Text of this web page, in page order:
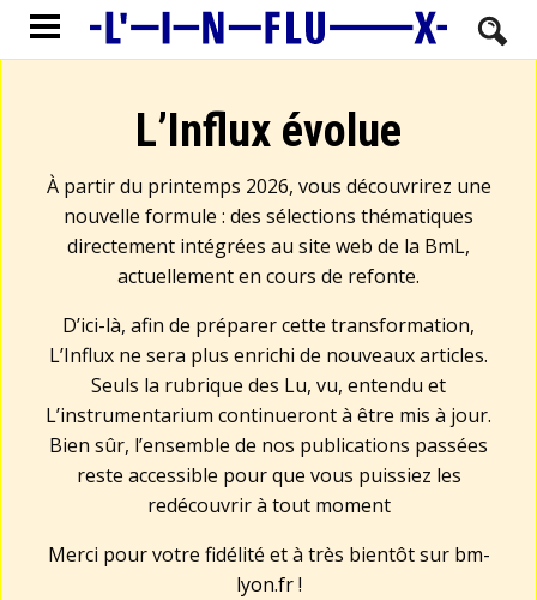
L’Influx évolue
À partir du printemps 2026, vous découvrirez une
nouvelle formule : des sélections thématiques
directement intégrées au site web de la BmL,
actuellement en cours de refonte.
D’ici-là, afin de préparer cette transformation,
L’Influx ne sera plus enrichi de nouveaux articles.
Seuls la rubrique des Lu, vu, entendu et
L’instrumentarium continueront à être mis à jour.
Bien sûr, l’ensemble de nos publications passées
reste accessible pour que vous puissiez les
redécouvrir à tout moment
Merci pour votre fidélité et à très bientôt sur bm-
lyon.fr!